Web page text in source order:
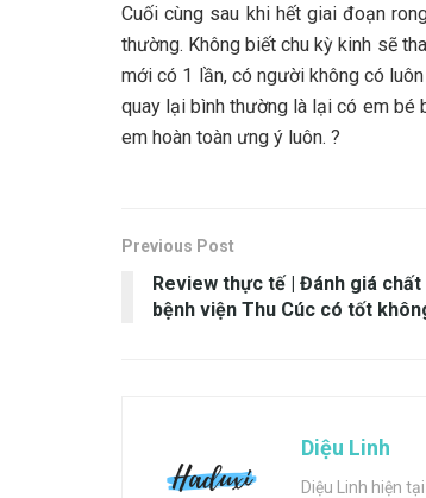
Cuối cùng sau khi hết giai đoạn
thường. Không biết chu kỳ kinh sẽ
mới có 1 lần, có người không có
quay lại bình thường là lại có em bé
em hoàn toàn ưng ý luôn. ?
Previous Post
Review thực tế | Đánh giá
bệnh viện Thu Cúc có tốt
Diệu Linh
Diệu Linh hiện